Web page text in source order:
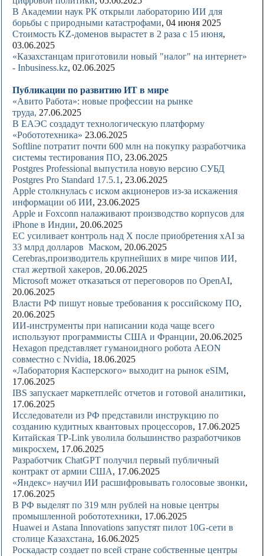
В Академии наук РК открыли лабораторию ИИ для
борьбы с природными катастрофами, 04 июня 2025
Стоимость KZ-доменов вырастет в 2 раза с 15 июня,
03.06.2025
«Казахстанцам приготовили новый "налог" на интернет»
- Inbusiness.kz, 02.06.2025
Публикации по развитию ИТ в мире
«Авито Работа»: новые профессии на рынке
труда, 27.06.2025
В ЕАЭС создадут технологическую платформу
«Робототехника» 23.06.2025
Softline потратит почти 600 млн на покупку разработчика
системы тестирования ПО, 23.06.2025
Postgres Professional выпустила новую версию СУБД
Postgres Pro Standard 17.5.1 , 23.06.2025
Apple столкнулась с иском акционеров из-за искажения
информации об ИИ, 23.06.2025
Apple и Foxconn налаживают производство корпусов для
iPhone в Индии, 20.06.2025
ЕС усиливает контроль над X после приобретения xAI за
33 млрд долларов Маском, 20.06.2025
Cerebras,производитель крупнейших в мире чипов ИИ,
стал жертвой хакеров, 20.06.2025
Microsoft может отказаться от переговоров по OpenAI,
20.06.2025
Власти РФ пишут новые требования к российскому ПО,
20.06.2025
ИИ-инструменты при написании кода чаще всего
используют программисты США и Франции, 20.06.2025
Hexagon представляет гуманоидного робота AEON
совместно с Nvidia, 18.06.2025
«Лаборатория Касперского» выходит на рынок eSIM,
17.06.2025
IBS запускает маркетплейс отчетов и готовой аналитики,
17.06.2025
Исследователи из РФ представили инструкцию по
созданию кудитных квантовых процессоров, 17.06.2025
Китайская TP-Link уволила большинство разработчиков
микросхем, 17.06.2025
Разработчик ChatGPT получил первый публичный
контракт от армии США, 17.06.2025
«Яндекс» научил ИИ расшифровывать голосовые звонки,
17.06.2025
В РФ выделят по 319 млн рублей на новые центры
промышленной робототехники, 17.06.2025
Huawei и Astana Innovations запустят пилот 10G-сети в
столице Казахстана, 16.06.2025
Роскадастр создает по всей стране собственные центры